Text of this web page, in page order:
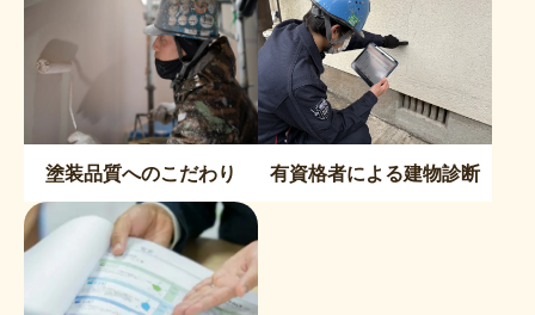
塗装品質へのこだわり 有資格者による建物診断